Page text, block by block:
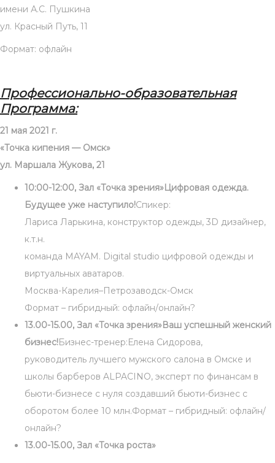
имени А.С. Пушкина
ул. Красный Путь, 11
Формат: офлайн
Профессионально-образовательная
Программа:
21 мая 2021 г.
«Точка кипения — Омск»
ул. Маршала Жукова, 21
10:00-12:00, Зал «Точка зрения»Цифровая одежда.
Будущее уже наступило!Спикер:
Лариса Ларькина, конструктор одежды, 3D дизайнер,
к.т.н.
команда MAYAM. Digital studio цифровой одежды и
виртуальных аватаров.
Москва-Карелия–Петрозаводск-Омск
Формат – гибридный: офлайн/онлайн?
13.00-15.00, Зал «Точка зрения»Ваш успешный женский
бизнес!Бизнес-тренер:Елена Сидорова,
руководитель лучшего мужского салона в Омске и
школы барберов ALPACINO, эксперт по финансам в
бьюти-бизнесе с нуля создавший бьюти-бизнес с
оборотом более 10 млн.Формат – гибридный: офлайн/
онлайн?
13.00-15.00, Зал «Точка роста»